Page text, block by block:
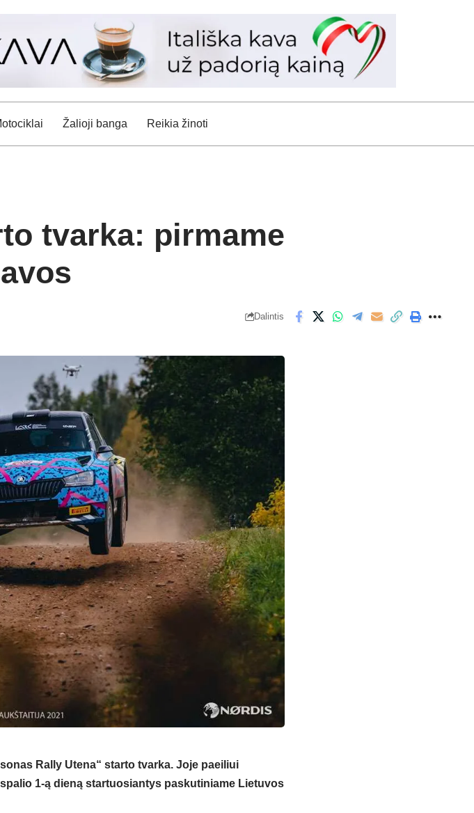
Žalioji banga Reikia žinoti
tvarka: pirmame
Dalintis
Rally Utena“ starto tvarka. Joje paeiliui
1-ą dieną startuosiantys paskutiniame Lietuvos